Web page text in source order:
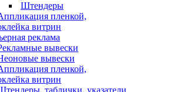
Штендеры
пленкой,
витрин
реклама
вывески
вывески
пленкой,
витрин
таблички, указатели